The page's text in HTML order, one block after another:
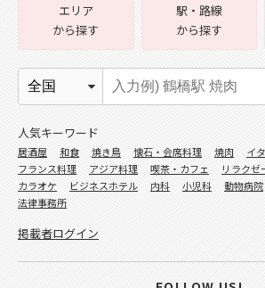
エリア
から探す
駅・路線
から探す
人気キーワード
居酒屋 和食 焼き鳥 懐石・会席料理 焼肉
イ
フランス料理
アジア料理 喫茶・カフェ リラクゼ
カラオケ
ビジネスホテル 内科 小児科 動物病院
法律事務所
掲載者ログイン